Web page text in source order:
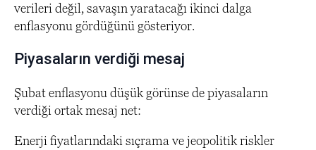
verileri değil, savaşın yaratacağı ikinci dalga
enflasyonu gördüğünü gösteriyor.
Piyasaların verdiği mesaj
Şubat enflasyonu düşük görünse de piyasaların
verdiği ortak mesaj net:
Enerji fiyatlarındaki sıçrama ve jeopolitik riskler